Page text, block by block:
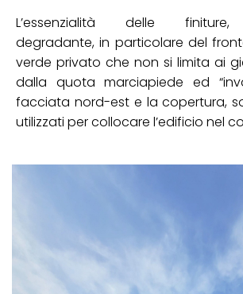
L’essenzialità delle finiture,
degradante, in particolare del
verde privato che non si limita ai
dalla quota marciapiede ed
facciata nord-est e la copertura,
utilizzati per collocare l’edificio nel